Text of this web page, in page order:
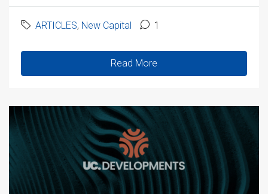
ARTICLES, New Capital 1
Read More